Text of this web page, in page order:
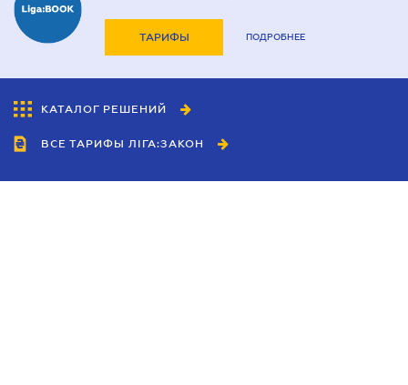
ТАРИФЫ ПОДРОБНЕЕ
КАТАЛОГ РЕШЕНИЙ
ВСЕ ТАРИФЫ ЛІГА:ЗАКОН